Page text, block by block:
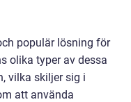
populär lösning för
olika typer av dessa
vilka skiljer sig i
att använda